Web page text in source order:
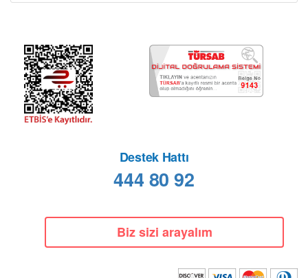
Destek Hattı
444 80 92
Biz sizi arayalım